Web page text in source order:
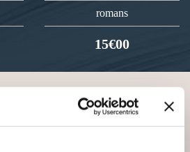
romans
15€00
AUSSI